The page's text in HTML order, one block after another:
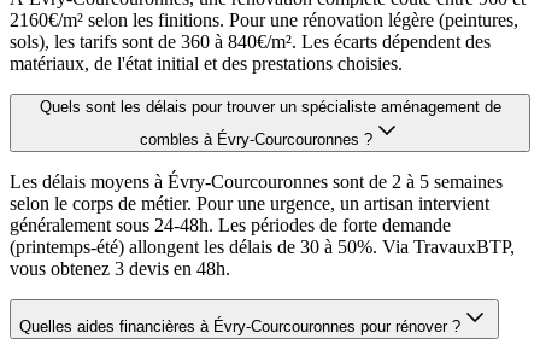
2160€/m² selon les finitions. Pour une rénovation légère (peintures,
sols), les tarifs sont de 360 à 840€/m². Les écarts dépendent des
matériaux, de l'état initial et des prestations choisies.
Quels sont les délais pour trouver un spécialiste aménagement de
combles à Évry-Courcouronnes ?
Les délais moyens à Évry-Courcouronnes sont de 2 à 5 semaines
selon le corps de métier. Pour une urgence, un artisan intervient
généralement sous 24-48h. Les périodes de forte demande
(printemps-été) allongent les délais de 30 à 50%. Via TravauxBTP,
vous obtenez 3 devis en 48h.
Quelles aides financières à Évry-Courcouronnes pour rénover ?